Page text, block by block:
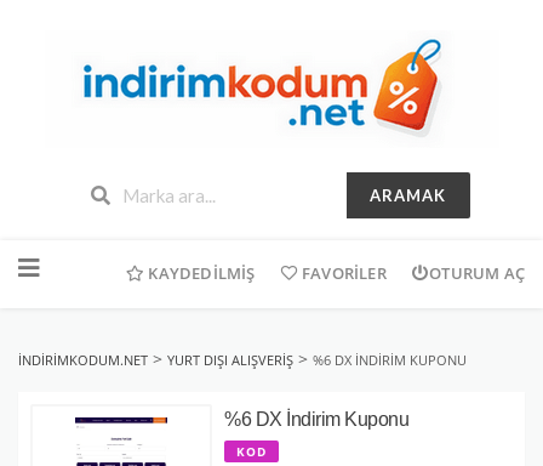
ARAMAK
geç
KAYDEDILMIŞ FAVORILER OTURUM AÇ
INDIRIMKODUM.NET > YURT DIŞI ALIŞVERIŞ > %6 DX İNDIRIM KUPONU
%6 DX İndirim Kuponu
KOD